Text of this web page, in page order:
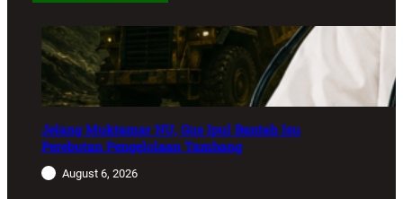
Jelang Muktamar NU, Gus Ipul Bantah Isu
Perebutan Pengelolaan Tambang
August 6, 2026